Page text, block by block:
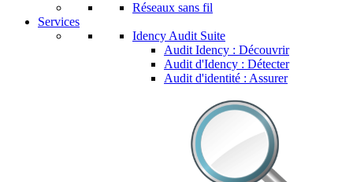
Réseaux sans fil
Services
Idency Audit Suite
Audit Idency : Découvrir
Audit d'Idency : Détecter
Audit d'identité : Assurer